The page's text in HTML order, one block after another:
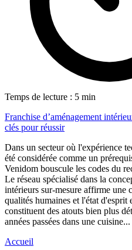
Temps de lecture : 5 min
Franchise d’aménagement
clés pour réussir
Dans un secteur où l'expérience
été considérée comme un
Venidom bouscule les codes du
Le réseau spécialisé dans la
intérieurs sur-mesure affirme une
qualités humaines et l'état d'esprit
constituent des atouts bien plus
années passées dans une cuisine...
Accueil